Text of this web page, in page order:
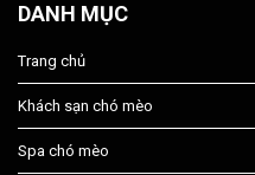
DANH MỤC
Trang chủ
Khách sạn chó mèo
Spa chó mèo